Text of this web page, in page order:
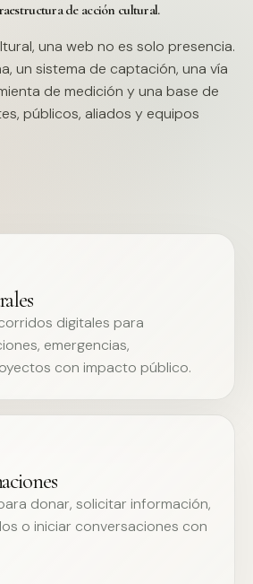
de acción cultural.
una web no es solo presencia.
un sistema de captación, una vía
de medición y una base de
públicos, aliados y equipos
digitales para
emergencias,
con impacto público.
donar, solicitar información,
o iniciar conversaciones con